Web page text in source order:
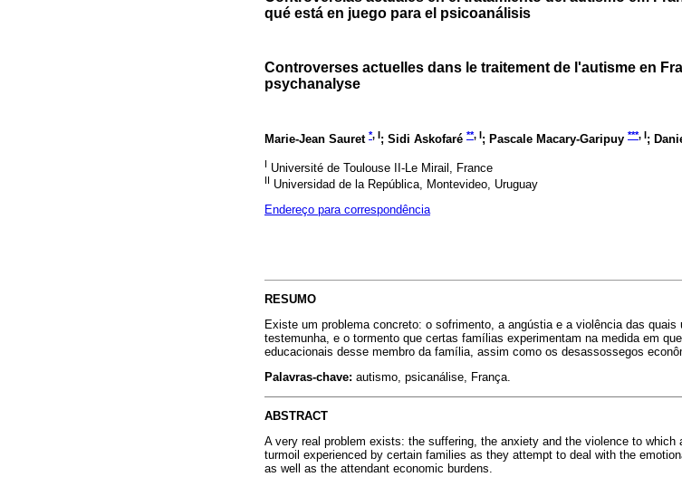
qué está en juego para el psicoanálisis
Controverses actuelles dans le traitement de l'autisme en
psychanalyse
Marie-Jean Sauret *, I; Sidi Askofaré **, I; Pascale Macary-Garipuy ***, I;
I Université de Toulouse II-Le Mirail, France
II Universidad de la República, Montevideo, Uruguay
Endereço para correspondência
RESUMO
Existe um problema concreto: o sofrimento, a angústia e a violência das
testemunha, e o tormento que certas famílias experimentam na medida em
educacionais desse membro da família, assim como os desassossegos
Palavras-chave: autismo, psicanálise, França.
ABSTRACT
A very real problem exists: the suffering, the anxiety and the violence to
turmoil experienced by certain families as they attempt to deal with the
as well as the attendant economic burdens.